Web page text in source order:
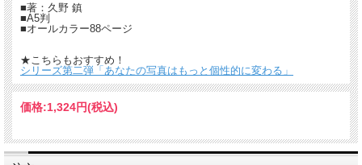
■著：久野 鎮
■A5判
■オールカラー88ページ
★こちらもおすすめ！
シリーズ第二弾「あなたの写真はもっと個性的に変わる」
価格:1,324円(税込)